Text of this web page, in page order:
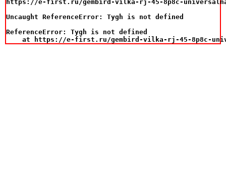
https://e-first.ru/gembird-vilka-rj-45-8p8c-
Uncaught ReferenceError: Tygh is not defined
ReferenceError: Tygh is not defined
at https://e-first.ru/gembird-vilka-rj-45-8p8c-